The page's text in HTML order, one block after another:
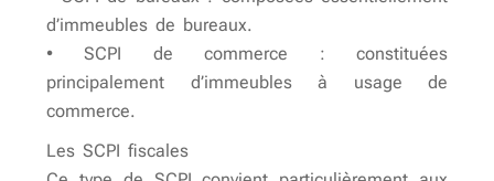
d’immeubles de bureaux.
• SCPI de commerce : constituées
principalement d’immeubles à usage de
commerce.
Les SCPI fiscales